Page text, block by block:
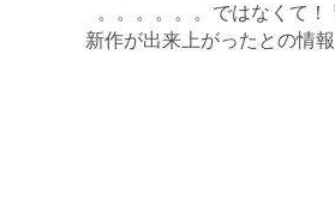
。。。。。。ではなくて！
新作が出来上がったとの情